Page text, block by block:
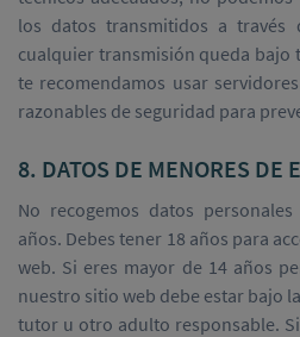
los datos transmitidos a
cualquier transmisión queda
te recomendamos usar
razonables de seguridad para
8. DATOS DE MENORES DE
No recogemos datos
años. Debes tener 18 años para
web. Si eres mayor de 14 años
nuestro sitio web debe estar bajo
tutor u otro adulto responsable.